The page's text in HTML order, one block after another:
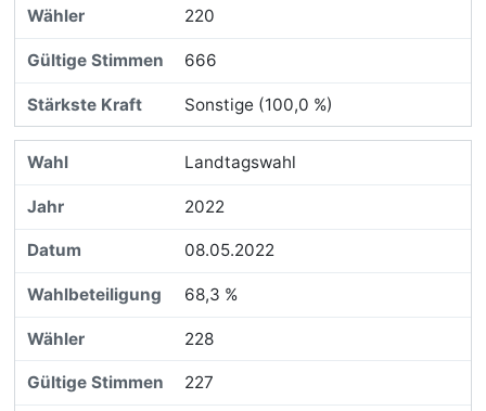
220
666
Sonstige (100,0 %)
Landtagswahl
2022
08.05.2022
68,3 %
228
227